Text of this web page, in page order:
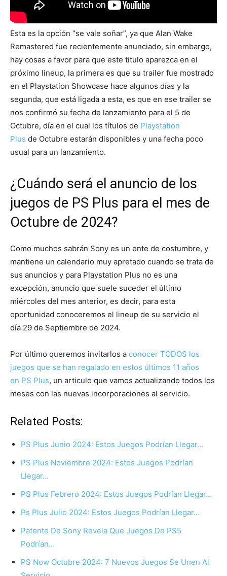
Esta es la opción “se vale soñar”, ya que Alan Wake
Remastered fue recientemente anunciado, sin embargo,
hay cosas a favor para que este titulo aparezca en el
próximo lineup, la primera es que su trailer fue mostrado
en el Playstation Showcase hace algunos días y la
segunda, que está ligada a esta, es que en ese trailer se
nos confirmó su fecha de lanzamiento para el 5 de
Octubre, día en el cual los títulos de Playstation
Plus de Octubre estarán disponibles y una fecha poco
usual para un lanzamiento.
¿Cuándo será el anuncio de los
juegos de PS Plus para el mes de
Octubre de 2024?
Como muchos sabrán Sony es un ente de costumbre, y
mantiene un calendario muy apretado cuando se trata de
sus anuncios y para Playstation Plus no es una
excepción, anuncio que suele suceder el último
miércoles del mes anterior, es decir, para esta
oportunidad conoceremos el lineup de su servicio el
día 29 de Septiembre de 2024.
Por último queremos invitarlos a conocer TODOS los
juegos que se han regalado en estos últimos 11 años
en PS Plus, un articulo que vamos actualizando todos los
meses con las nuevas incorporaciones al servicio.
Related Posts:
PS Plus Junio 2024: Estos Juegos Podrían Llegar…
PS Plus Noviembre 2024: Estos Juegos Podrían
Llegar…
PS Plus Febrero 2024: Estos Juegos Podrían Llegar…
Ps Plus Julio 2024: Estos Juegos Podrían Llegar…
Patente De Sony Revela Que Juegos De PS5
Podrían…
PS Now Octubre 2024: 7 Nuevos Juegos Se Unen Al